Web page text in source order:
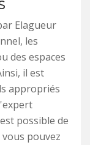
Elagueur
les
des espaces
il est
appropriés
possible de
pouvez